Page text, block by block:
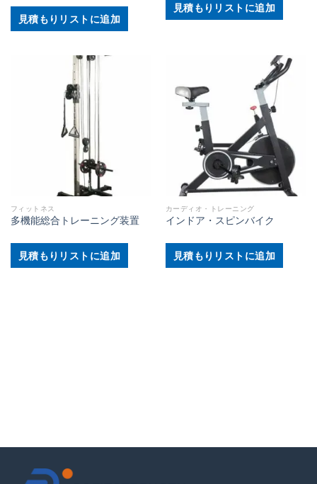
見積もりリストに追加
見積もりリストに追加
フィットネス
多機能総合トレーニング装置
見積もりリストに追加
カーディオ・トレーニング
インドア・スピンバイク
見積もりリストに追加